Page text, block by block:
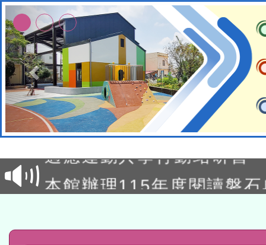
本校115學年度第2次代理
本館辦理115年度閱讀磐
程
A3數位素養講師名單